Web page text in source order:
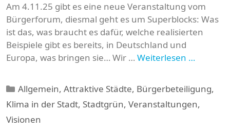
Am 4.11.25 gibt es eine neue Veranstaltung vom
Bürgerforum, diesmal geht es um Superblocks: Was
ist das, was braucht es dafür, welche realisierten
Beispiele gibt es bereits, in Deutschland und
Europa, was bringen sie… Wir … Weiterlesen …
Kategorien
Allgemein,Attraktive Städte, Bürgerbeteiligung,
Klima in der Stadt, Stadtgrün, Veranstaltungen,
Visionen